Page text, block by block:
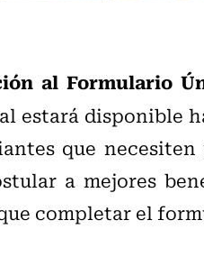
al Formulario
estará disponible
que
a mejores
completar el